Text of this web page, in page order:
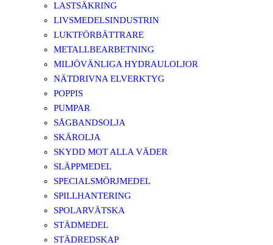
LASTSÄKRING
LIVSMEDELSINDUSTRIN
LUKTFÖRBÄTTRARE
METALLBEARBETNING
MILJÖVÄNLIGA HYDRAULOLJOR
NÄTDRIVNA ELVERKTYG
POPPIS
PUMPAR
SÅGBANDSOLJA
SKÄROLJA
SKYDD MOT ALLA VÄDER
SLÄPPMEDEL
SPECIALSMÖRJMEDEL
SPILLHANTERING
SPOLARVÄTSKA
STÄDMEDEL
STÄDREDSKAP